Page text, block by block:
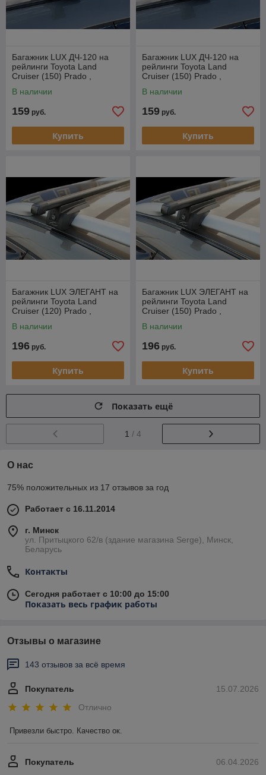
Багажник LUX ДЧ-120 на
рейлинги Toyota Land
Cruiser (150) Prado ,
В наличии
159 руб.
Купить
Багажник LUX ДЧ-120 на
рейлинги Toyota Land
Cruiser (150) Prado ,
В наличии
159 руб.
Купить
Багажник LUX ЭЛЕГАНТ на
рейлинги Toyota Land
Cruiser (120) Prado ,
В наличии
196 руб.
Купить
Багажник LUX ЭЛЕГАНТ на
рейлинги Toyota Land
Cruiser (150) Prado ,
В наличии
196 руб.
Купить
Показать ещё
1 / 4
О нас
75% положительных из 17 отзывов за год
Работает с 16.11.2014
г. Минск
ул. Притыцкого 62/в (здание магазина Serge), Минск,
Беларусь
Контакты
Сегодня работает с 10:00 до 15:00
Показать весь график работы
Отзывы о магазине
143 отзывов за всё время
15.07.2026
Покупатель
Отлично
Привезли быстро. Качество ок.
06.04.2026
Покупатель